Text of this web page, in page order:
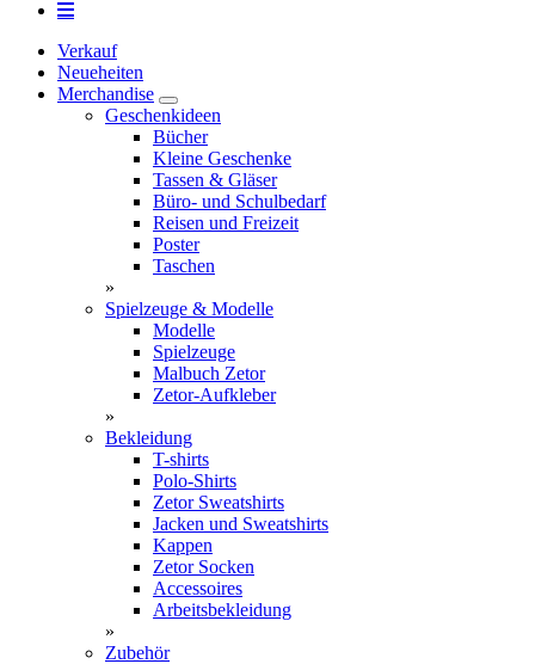
Verkauf
Neueheiten
Merchandise
Geschenkideen
Bücher
Kleine Geschenke
Tassen & Gläser
Büro- und Schulbedarf
Reisen und Freizeit
Poster
Taschen
»
Spielzeuge & Modelle
Modelle
Spielzeuge
Malbuch Zetor
Zetor-Aufkleber
»
Bekleidung
T-shirts
Polo-Shirts
Zetor Sweatshirts
Jacken und Sweatshirts
Kappen
Zetor Socken
Ac­ces­soires
Arbeitsbekleidung
»
Zubehör